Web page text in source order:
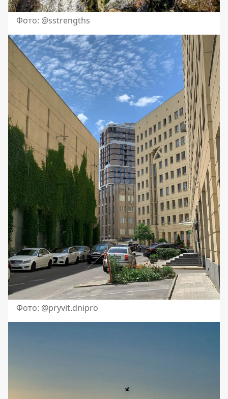
Фото: @sstrengths
Фото: @pryvit.dnipro